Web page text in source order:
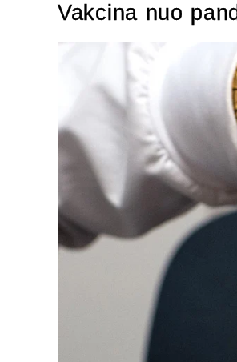
Vakcina nuo